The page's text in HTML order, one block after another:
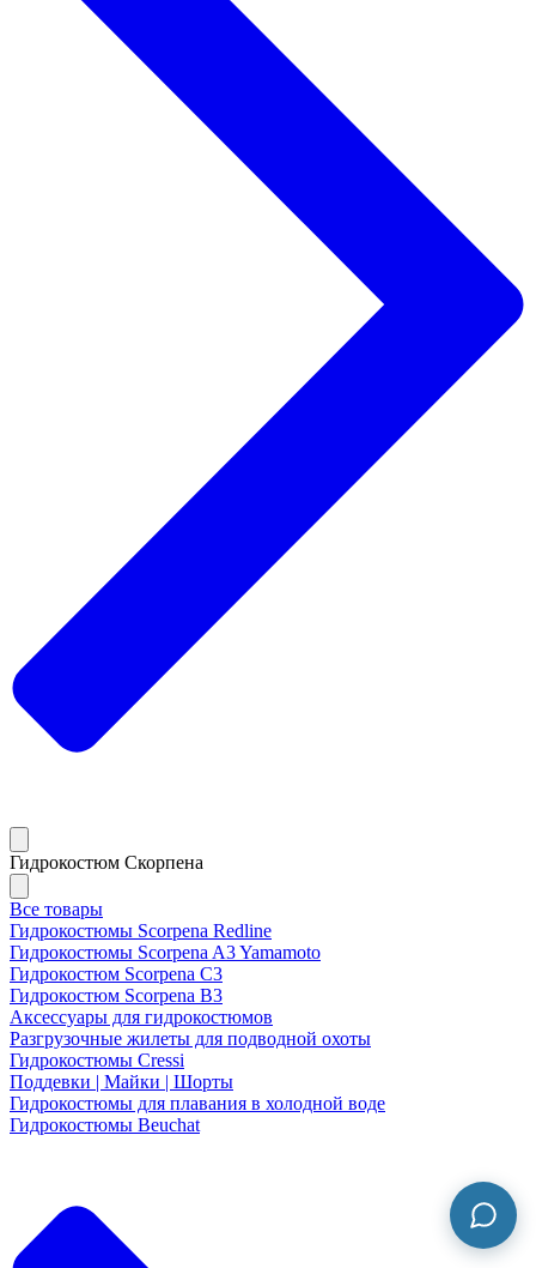
Гидрокостюм Скорпена
Все товары
Гидрокостюмы Scorpena Redline
Гидрокостюмы Scorpena A3 Yamamoto
Гидрокостюм Scorpena C3
Гидрокостюм Scorpena B3
Аксессуары для гидрокостюмов
Разгрузочные жилеты для подводной охоты
Гидрокостюмы Cressi
Поддевки | Майки | Шорты
Гидрокостюмы для плавания в холодной воде
Гидрокостюмы Beuchat